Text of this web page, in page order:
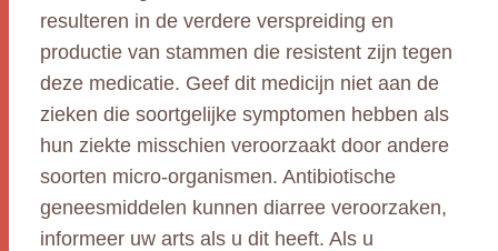
resulteren in de verdere verspreiding en
productie van stammen die resistent zijn tegen
deze medicatie. Geef dit medicijn niet aan de
zieken die soortgelijke symptomen hebben als
hun ziekte misschien veroorzaakt door andere
soorten micro-organismen. Antibiotische
geneesmiddelen kunnen diarree veroorzaken,
informeer uw arts als u dit heeft. Als u